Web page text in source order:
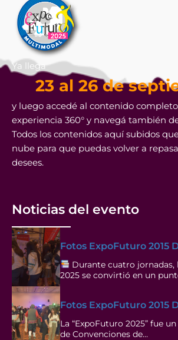
Ya llega
23 al 26 de
y luego accedé al contenido
experiencia 360° y navegá también
Todos los contenidos aquí subidos
nube para que puedas volver a
desees.
Noticias del evento
Fotos ExpoFuturo 2015
Durante cuatro jornadas,
2025 se convirtió en un
Fotos ExpoFuturo 2015
La “ExpoFuturo 2025” fue
de Convenciones de…